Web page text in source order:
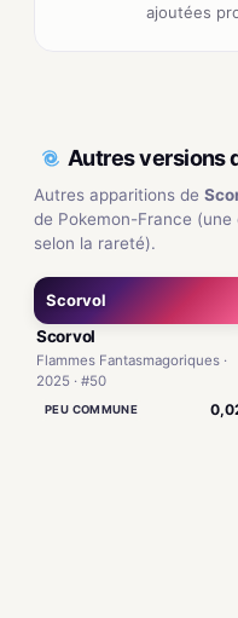
ajoutées
Autres versions
Autres apparitions de
de Pokemon-France
selon la rareté).
Scorvol
Scorvol
Flammes Fantasmagoriques ·
2025 · #50
PEU COMMUNE